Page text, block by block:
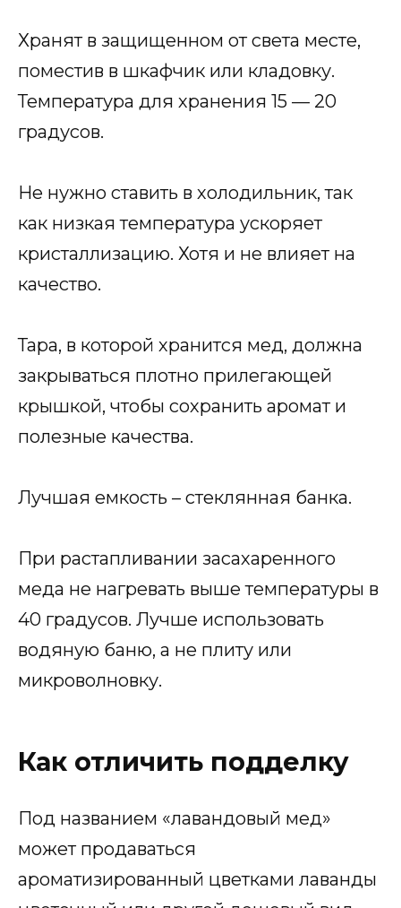
Хранят в защищенном от света месте,
поместив в шкафчик или кладовку.
Температура для хранения 15 — 20
градусов.
Не нужно ставить в холодильник, так
как низкая температура ускоряет
кристаллизацию. Хотя и не влияет на
качество.
Тара, в которой хранится мед, должна
закрываться плотно прилегающей
крышкой, чтобы сохранить аромат и
полезные качества.
Лучшая емкость – стеклянная банка.
При растапливании засахаренного
меда не нагревать выше температуры в
40 градусов. Лучше использовать
водяную баню, а не плиту или
микроволновку.
Как отличить подделку
Под названием «лавандовый мед»
может продаваться
ароматизированный цветками лаванды